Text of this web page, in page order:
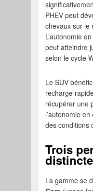
PHEV peut
chevaux sur le
L’autonomie
peut atteindre
selon le cycle
Le SUV
recharge
récupérer une
l’autonomie
des conditions
Trois
La gamme se